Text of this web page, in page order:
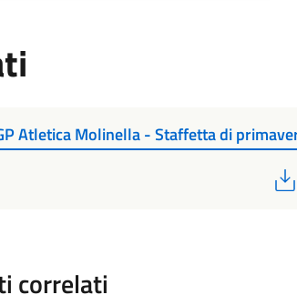
Atletica Molinella - Staffetta di
correlati